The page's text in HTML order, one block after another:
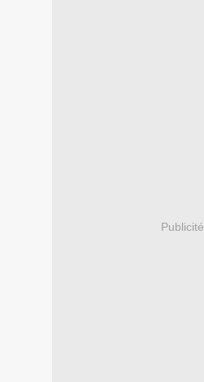
Publicité